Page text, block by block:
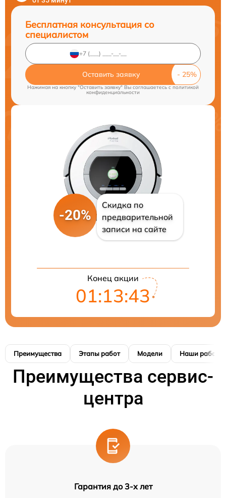
Бесплатная консультация со
специалистом
Оставить заявку
Нажимая на кнопку "Оставить заявку" Вы соглашаетесь cполитикой
конфиденциальности
-20%
Скидка по
предварительной
записи на сайте
Конец акции
01:13:42
Преимущества Этапы работ Модели Наши работы
Преимущества сервис-
центра
Гарантия до 3-х лет